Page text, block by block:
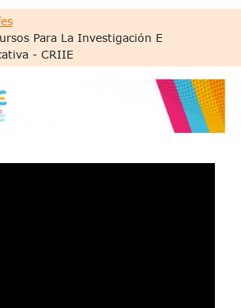
de ayuda a la
Para La Investigación E
- CRIIE